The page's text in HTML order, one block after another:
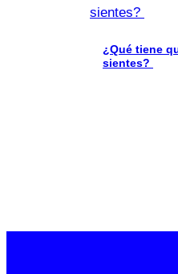
¿Qué tiene
sientes?